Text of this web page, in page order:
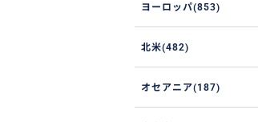
ヨーロッパ(853)
北米(482)
オセアニア(187)